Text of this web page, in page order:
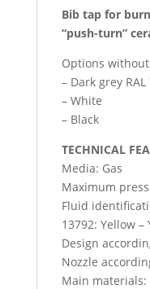
Bib tap for
“push-turn”
Options
– Dark grey RAL
– White
– Black
TECHNICAL
Media: Gas
Maximum
Fluid
13792: Yellow –
Design
Nozzle
Main materials: